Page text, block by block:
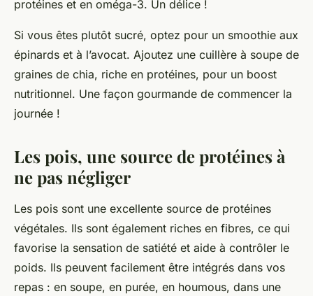
protéines et en oméga-3. Un délice !
Si vous êtes plutôt sucré, optez pour un smoothie aux
épinards et à l’avocat. Ajoutez une cuillère à soupe de
graines de chia, riche en protéines, pour un boost
nutritionnel. Une façon gourmande de commencer la
journée !
Les pois, une source de protéines à
ne pas négliger
Les pois sont une excellente source de protéines
végétales. Ils sont également riches en fibres, ce qui
favorise la sensation de satiété et aide à contrôler le
poids. Ils peuvent facilement être intégrés dans vos
repas : en soupe, en purée, en houmous, dans une